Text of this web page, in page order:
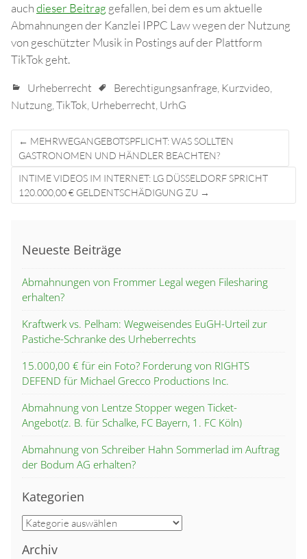
auchdieser Beitrag gefallen, bei dem es um aktuelle
Abmahnungen der Kanzlei IPPC Law wegen der Nutzung
von geschützter Musik in Postings auf der Plattform
TikTok geht.
Urheberrecht Berechtigungsanfrage, Kurzvideo,
Nutzung,TikTok, Urheberrecht, UrhG
Post
navigation
← MEHRWEGANGEBOTSPFLICHT: WAS SOLLTEN
GASTRONOMEN UND HÄNDLER BEACHTEN?
INTIME VIDEOS IM INTERNET: LG DÜSSELDORF SPRICHT
120.000,00 € GELDENTSCHÄDIGUNG ZU →
Neueste Beiträge
Abmahnungen von Frommer Legal wegen Filesharing
erhalten?
Kraftwerk vs. Pelham: Wegweisendes EuGH-Urteil zur
Pastiche-Schranke des Urheberrechts
15.000,00 € für ein Foto? Forderung von RIGHTS
DEFEND für Michael Grecco Productions Inc.
Abmahnung von Lentze Stopper wegen Ticket-
Angebot(z. B. für Schalke, FC Bayern, 1. FC Köln)
Abmahnung von Schreiber Hahn Sommerlad im Auftrag
der Bodum AG erhalten?
Kategorien
Kategorien
Archiv